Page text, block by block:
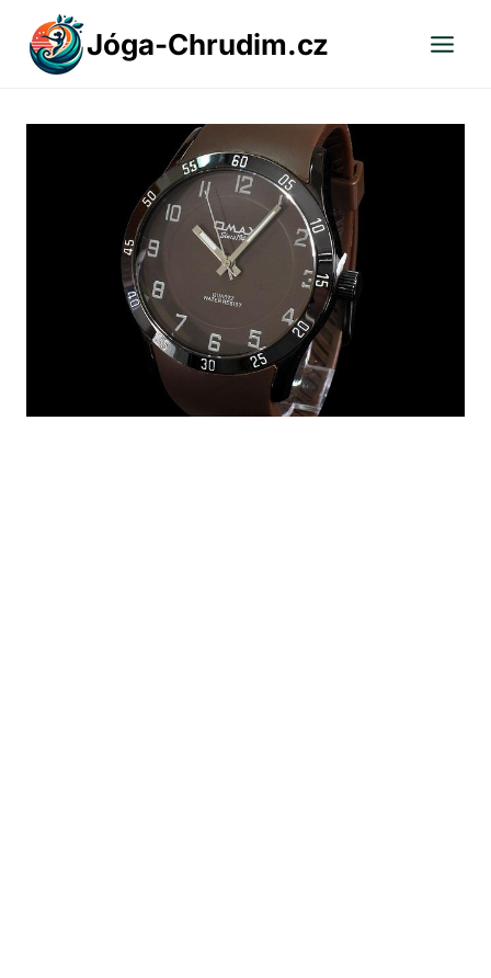
Přeskočit
obsah
Jóga-Chrudim.cz